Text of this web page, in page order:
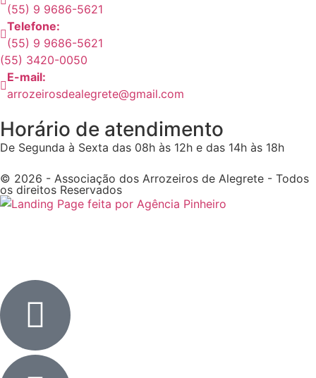
(55) 9 9686-5621
Telefone:
(55) 9 9686-5621
(55) 3420-0050
E-mail:
arrozeirosdealegrete@gmail.com
Horário de atendimento
De Segunda à Sexta das 08h às 12h e das 14h às 18h
© 2026 - Associação dos Arrozeiros de Alegrete - Todos
os direitos Reservados